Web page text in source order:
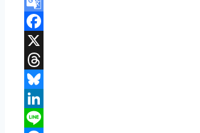
Google
Translate
Facebook
X
Threads
Bluesky
LinkedIn